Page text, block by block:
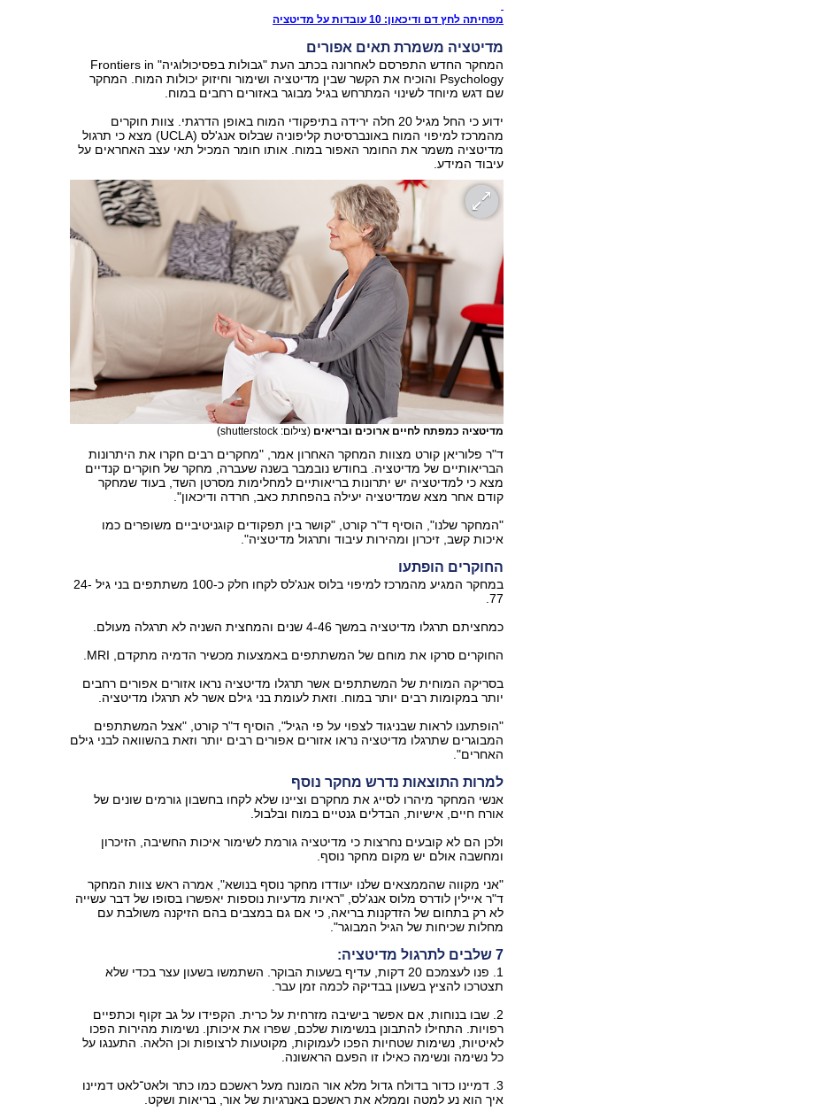
מפחיתה לחץ דם ודיכאון: 10 עובדות על מדיטציה
מדיטציה משמרת תאים אפורים
המחקר החדש התפרסם לאחרונה בכתב העת "גבולות בפסיכולוגיה" Frontiers in
Psychology והוכיח את הקשר שבין מדיטציה ושימור וחיזוק יכולות המוח. המחקר
שם דגש מיוחד לשינוי המתרחש בגיל מבוגר באזורים רחבים במוח.
ידוע כי החל מגיל 20 חלה ירידה בתיפקודי המוח באופן הדרגתי. צוות חוקרים
מהמרכז למיפוי המוח באונברסיטת קליפוניה שבלוס אנג'לס (UCLA) מצא כי תרגול
מדיטציה משמר את החומר האפור במוח. אותו חומר המכיל תאי עצב האחראים על
עיבוד המידע.
מדיטציה כמפתח לחיים ארוכים ובריאים (צילום: shutterstock)
ד"ר פלוריאן קורט מצוות המחקר האחרון אמר, "מחקרים רבים חקרו את היתרונות
הבריאותיים של מדיטציה. בחודש נובמבר בשנה שעברה, מחקר של חוקרים קנדיים
מצא כי למדיטציה יש יתרונות בריאותיים למחלימות מסרטן השד, בעוד שמחקר
קודם אחר מצא שמדיטציה יעילה בהפחתת כאב, חרדה ודיכאון".
"המחקר שלנו", הוסיף ד"ר קורט, "קושר בין תפקודים קוגניטיביים משופרים כמו
איכות קשב, זיכרון ומהירות עיבוד ותרגול מדיטציה".
החוקרים הופתעו
במחקר המגיע מהמרכז למיפוי בלוס אנג'לס לקחו חלק כ-100 משתתפים בני גיל 24-
77.
כמחציתם תרגלו מדיטציה במשך 4-46 שנים והמחצית השניה לא תרגלה מעולם.
החוקרים סרקו את מוחם של המשתתפים באמצעות מכשיר הדמיה מתקדם, MRI.
בסריקה המוחית של המשתתפים אשר תרגלו מדיטציה נראו אזורים אפורים רחבים
יותר במקומות רבים יותר במוח. וזאת לעומת בני גילם אשר לא תרגלו מדיטציה.
"הופתענו לראות שבניגוד לצפוי על פי הגיל", הוסיף ד"ר קורט, "אצל המשתתפים
המבוגרים שתרגלו מדיטציה נראו אזורים אפורים רבים יותר וזאת בהשוואה לבני גילם
האחרים".
למרות התוצאות נדרש מחקר נוסף
אנשי המחקר מיהרו לסייג את מחקרם וציינו שלא לקחו בחשבון גורמים שונים של
אורח חיים, אישיות, הבדלים גנטיים במוח ובלבול.
ולכן הם לא קובעים נחרצות כי מדיטציה גורמת לשימור איכות החשיבה, הזיכרון
ומחשבה אולם יש מקום מחקר נוסף.
"אני מקווה שהממצאים שלנו יעודדו מחקר נוסף בנושא", אמרה ראש צוות המחקר
ד"ר איילין לודרס מלוס אנג'לס, "ראיות מדעיות נוספות יאפשרו בסופו של דבר עשייה
לא רק בתחום של הזדקנות בריאה, כי אם גם במצבים בהם הזיקנה משולבת עם
מחלות שכיחות של הגיל המבוגר".
7 שלבים לתרגול מדיטציה:
1. פנו לעצמכם 20 דקות, עדיף בשעות הבוקר. השתמשו בשעון עצר בכדי שלא
תצטרכו להציץ בשעון בבדיקה לכמה זמן עבר.
2. שבו בנוחות, אם אפשר בישיבה מזרחית על כרית. הקפידו על גב זקוף וכתפיים
רפויות. התחילו להתבונן בנשימות שלכם, שפרו את איכותן. נשימות מהירות הפכו
לאיטיות, נשימות שטחיות הפכו לעמוקות, מקוטעות לרצופות וכן הלאה. התענגו על
כל נשימה ונשימה כאילו זו הפעם הראשונה.
3. דמיינו כדור בדולח גדול מלא אור המונח מעל ראשכם כמו כתר ולאט־לאט דמיינו
איך הוא נע למטה וממלא את ראשכם באנרגיות של אור, בריאות ושקט.